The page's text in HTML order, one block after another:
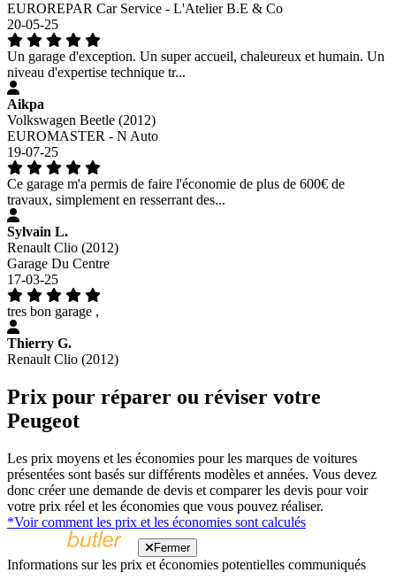
EUROREPAR Car Service - L'Atelier B.E & Co
20-05-25
Un garage d'exception. Un super accueil, chaleureux et humain. Un
niveau d'expertise technique tr...
Aikpa
Volkswagen Beetle (2012)
EUROMASTER - N Auto
19-07-25
Ce garage m'a permis de faire l'économie de plus de 600€ de
travaux, simplement en resserrant des...
Sylvain L.
Renault Clio (2012)
Garage Du Centre
17-03-25
tres bon garage ,
Thierry G.
Renault Clio (2012)
Prix pour réparer ou réviser votre
Peugeot
Les prix moyens et les économies pour les marques de voitures
présentées sont basés sur différents modèles et années. Vous devez
donc créer une demande de devis et comparer les devis pour voir
votre prix réel et les économies que vous pouvez réaliser.
*Voir comment les prix et les économies sont calculés
Fermer
Informations sur les prix et économies potentielles communiqués